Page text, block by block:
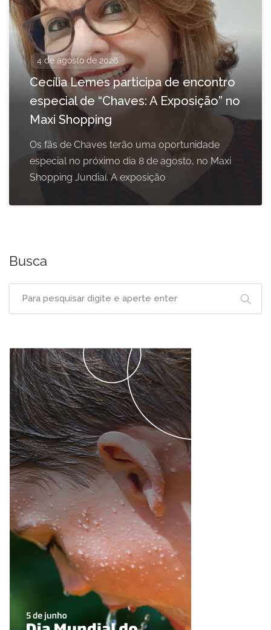
4 de agosto de 2026
Cecília Lemes participa de encontro
especial de “Chaves: A Exposição” no
Maxi Shopping
Os fãs de Chaves terão uma oportunidade
especial no próximo dia 8 de agosto, no Maxi
Shopping Jundiaí. A exposição
Busca